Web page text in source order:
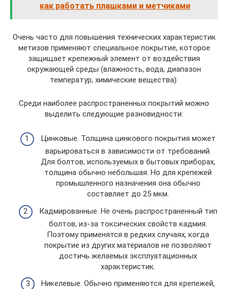
как работать плашками и метчиками
Очень часто для повышения технических характеристик
метизов применяют специальное покрытие, которое
защищает крепежный элемент от воздействия
окружающей среды (влажность, вода, диапазон
температур, химические вещества).
Среди наиболее распространенных покрытий можно
выделить следующие разновидности:
Цинковые. Толщина цинкового покрытия может
варьироваться в зависимости от требований.
Для болтов, используемых в бытовых приборах,
толщина обычно небольшая. Но для крепежей
промышленного назначения она обычно
составляет до 25 мкм.
Кадмированные. Не очень распространенный тип
болтов, из-за токсических свойств кадмия.
Поэтому применятся в редких случаях, когда
покрытие из других материалов не позволяют
достичь желаемых эксплуатационных
характеристик.
Никелевые. Обычно применяются для крепежей,